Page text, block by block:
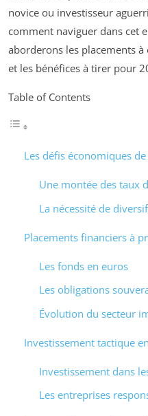
novice ou investisseur
comment naviguer dans cet
aborderons les placements
et les bénéfices à tirer pour
Table of Contents
Les défis économiques
Une montée des taux
La nécessité de
Placements financiers à
Les fonds en euros
Les obligations
Évolution du secteur
Investissement tactique
Investissement dans
Les entreprises